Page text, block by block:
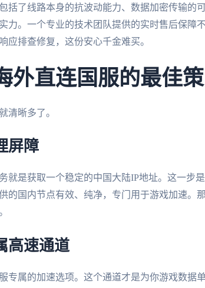
括了线路本身的抗波动能力、数据加密传输的
力。一个专业的技术团队提供的实时售后保障
应排查修复，这份安心千金难买。
外直连国服的最佳
清晰多了。
屏障
就是获取一个稳定的中国大陆IP地址。这一步
的国内节点有效、纯净，专门用于游戏加速。
高速通道
专属的加速选项。这个通道才是为你游戏数据